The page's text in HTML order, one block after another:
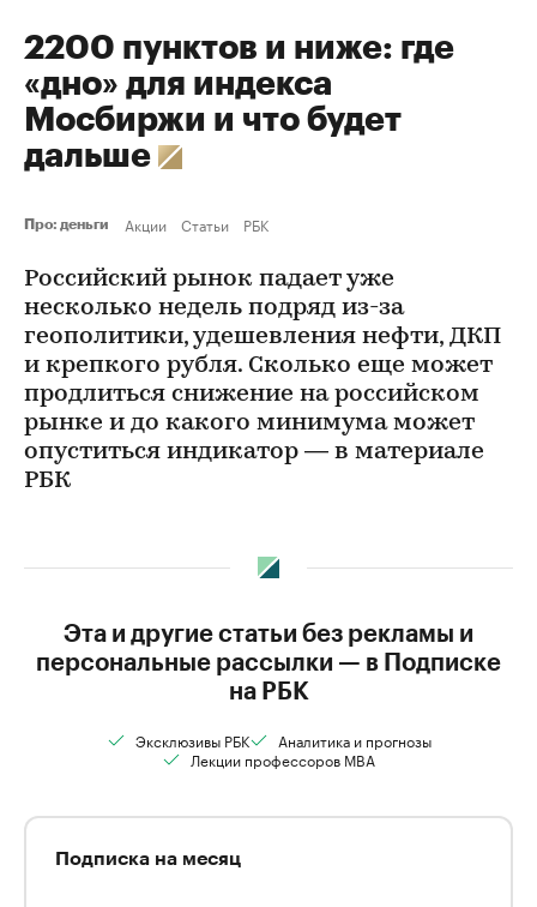
2200 пунктов и ниже: где
«дно» для индекса
Мосбиржи и что будет
дальше
Про: деньги Акции Статьи РБК
Российский рынок падает уже
несколько недель подряд из-за
геополитики, удешевления нефти, ДКП
и крепкого рубля. Сколько еще может
продлиться снижение на российском
рынке и до какого минимума может
опуститься индикатор — в материале
РБК
Эта и другие статьи без рекламы и
персональные рассылки — в Подписке
на РБК
Эксклюзивы РБК
Аналитика и прогнозы
Лекции профессоров MBA
Подписка на месяц